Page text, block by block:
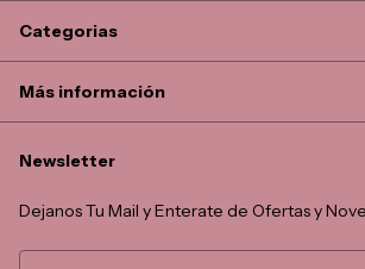
Categorias
Más información
Newsletter
Dejanos Tu Mail y Enterate de Ofertas y